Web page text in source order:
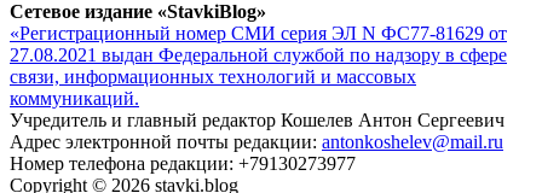
Сетевое издание «StavkiBlog»
«Регистрационный номер СМИ серия ЭЛ N ФС77-81629 от
27.08.2021 выдан Федеральной службой по надзору в сфере
связи, информационных технологий и массовых
коммуникаций.
Учредитель и главный редактор Кошелев Антон Сергеевич
Адрес электронной почты редакции: antonkoshelev@mail.ru
Номер телефона редакции: +79130273977
Copyright © 2026 stavki.blog